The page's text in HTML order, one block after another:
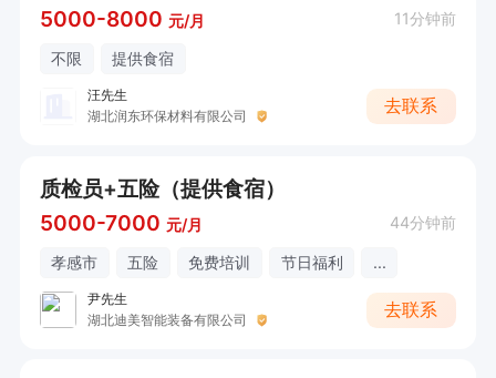
5000-8000 元/月 11分钟前
不限 提供食宿
汪先生
湖北润东环保材料有限公司
去联系
质检员+五险（提供食宿）
5000-7000 元/月 44分钟前
孝感市 五险 免费培训 节日福利 ...
尹先生
湖北迪美智能装备有限公司
去联系